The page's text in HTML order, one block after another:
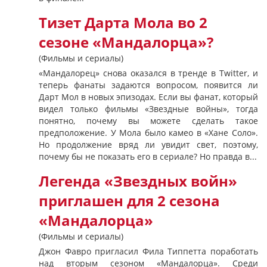
Тизет Дарта Мола во 2
сезоне «Мандалорца»?
(Фильмы и сериалы)
«Мандалорец» снова оказался в тренде в Twitter, и
теперь фанаты задаются вопросом, появится ли
Дарт Мол в новых эпизодах. Если вы фанат, который
видел только фильмы «Звездные войны», тогда
понятно, почему вы можете сделать такое
предположение. У Мола было камео в «Хане Соло».
Но продолжение вряд ли увидит свет, поэтому,
почему бы не показать его в сериале? Но правда в...
Легенда «Звездных войн»
приглашен для 2 сезона
«Мандалорца»
(Фильмы и сериалы)
Джон Фавро пригласил Фила Типпетта поработать
над вторым сезоном «Мандалорца». Среди